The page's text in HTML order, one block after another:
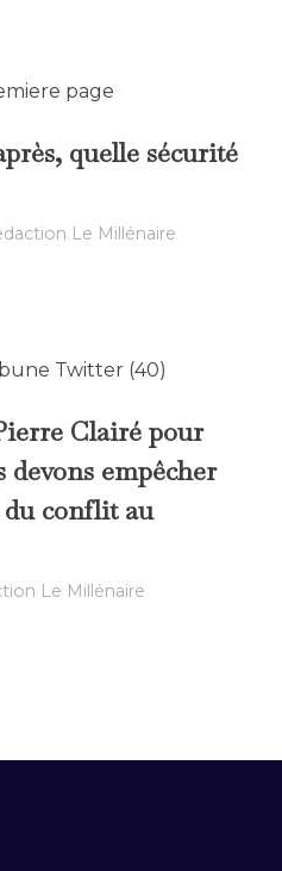
quelle sécurité
Le Millénaire
Clairé pour
empêcher
conflit au
Le Millénaire